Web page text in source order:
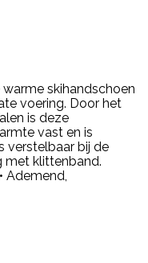
skihandschoen
voering. Door het
is deze
vast en is
verstelbaar bij de
met klittenband.
Ademend,